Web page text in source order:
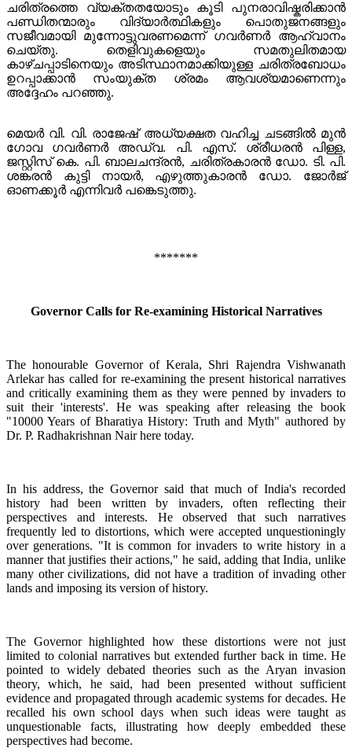
ചരിത്രത്തെ വ്യക്തതയോടും കൂടി പുനരാവിഷ്കരിക്കാൻ
പണ്ഡിതന്മാരും വിദ്യാർത്ഥികളും പൊതുജനങ്ങളും
സജീവമായി മുന്നോട്ടുവരണമെന്ന് ഗവർണർ ആഹ്വാനം
ചെയ്തു. തെളിവുകളെയും സമതുലിതമായ
കാഴ്ചപ്പാടിനെയും അടിസ്ഥാനമാക്കിയുള്ള ചരിത്രബോധം
ഉറപ്പാക്കാൻ സംയുക്ത ശ്രമം ആവശ്യമാണെന്നും
അദ്ദേഹം പറഞ്ഞു.
മെയർ വി. വി. രാജേഷ് അധ്യക്ഷത വഹിച്ച ചടങ്ങിൽ മുൻ
ഗോവ ഗവർണർ അഡ്വ. പി. എസ്. ശ്രീധരൻ പിള്ള,
ജസ്റ്റിസ് കെ. പി. ബാലചന്ദ്രൻ, ചരിത്രകാരൻ ഡോ. ടി. പി.
ശങ്കരൻ കുട്ടി നായർ, എഴുത്തുകാരൻ ഡോ. ജോർജ്
ഓണക്കൂർ എന്നിവർ പങ്കെടുത്തു.
*******
Governor Calls for Re-examining Historical Narratives
The honourable Governor of Kerala, Shri Rajendra Vishwanath
Arlekar has called for re-examining the present historical narratives
and critically examining them as they were penned by invaders to
suit their 'interests'. He was speaking after releasing the book
"10000 Years of Bharatiya History: Truth and Myth" authored by
Dr. P. Radhakrishnan Nair here today.
In his address, the Governor said that much of India's recorded
history had been written by invaders, often reflecting their
perspectives and interests. He observed that such narratives
frequently led to distortions, which were accepted unquestioningly
over generations. "It is common for invaders to write history in a
manner that justifies their actions," he said, adding that India, unlike
many other civilizations, did not have a tradition of invading other
lands and imposing its version of history.
The Governor highlighted how these distortions were not just
limited to colonial narratives but extended further back in time. He
pointed to widely debated theories such as the Aryan invasion
theory, which, he said, had been presented without sufficient
evidence and propagated through academic systems for decades. He
recalled his own school days when such ideas were taught as
unquestionable facts, illustrating how deeply embedded these
perspectives had become.